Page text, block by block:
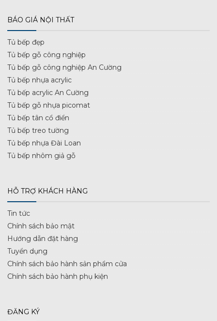
BÁO GIÁ NỘI THẤT
Tủ bếp đẹp
Tủ bếp gỗ công nghiệp
Tủ bếp gỗ công nghiệp An Cường
Tủ bếp nhựa acrylic
Tủ bếp acrylic An Cường
Tủ bếp gỗ nhựa picomat
Tủ bếp tân cổ điển
Tủ bếp treo tường
Tủ bếp nhựa Đài Loan
Tủ bếp nhôm giả gỗ
HỖ TRỢ KHÁCH HÀNG
Tin tức
Chính sách bảo mật
Hướng dẫn đặt hàng
Tuyển dụng
Chính sách bảo hành sản phẩm cửa
Chính sách bảo hành phụ kiện
ĐĂNG KÝ